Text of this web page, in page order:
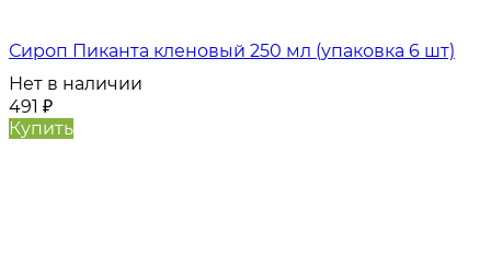
Сироп Пиканта кленовый 250 мл (упаковка 6 шт)
Нет в наличии
491 ₽
Купить